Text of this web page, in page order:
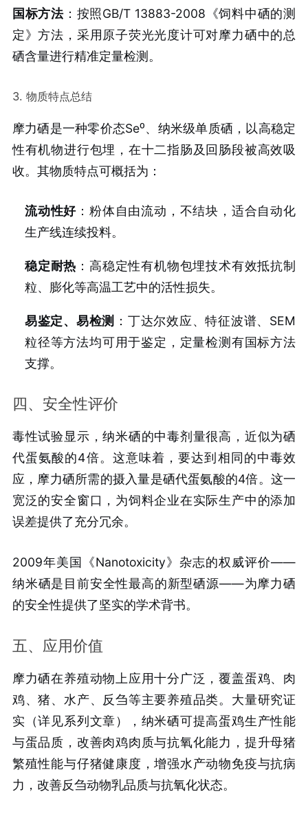
国标方法：按照GB/T 13883-2008《饲料中硒的测
定》方法，采用原子荧光光度计可对摩力硒中的总
硒含量进行精准定量检测。
3. 物质特点总结
摩力硒是一种零价态Se⁰、纳米级单质硒，以高稳定
性有机物进行包埋，在十二指肠及回肠段被高效吸
收。其物质特点可概括为：
流动性好 ：粉体自由流动，不结块，适合自动化
生产线连续投料。
稳定耐热 ：高稳定性有机物包埋技术有效抵抗制
粒、膨化等高温工艺中的活性损失。
易鉴定、易检测 ：丁达尔效应、特征波谱、SEM
粒径等方法均可用于鉴定，定量检测有国标方法
支撑。
四、安全性评价
毒性试验显示，纳米硒的中毒剂量很高，近似为硒
代蛋氨酸的4倍。这意味着，要达到相同的中毒效
应，摩力硒所需的摄入量是硒代蛋氨酸的4倍。这一
宽泛的安全窗口，为饲料企业在实际生产中的添加
误差提供了充分冗余。
2009年美国《Nanotoxicity》杂志的权威评价——
纳米硒是目前安全性最高的新型硒源——为摩力硒
的安全性提供了坚实的学术背书。
五、应用价值
摩力硒在养殖动物上应用十分广泛，覆盖蛋鸡、肉
鸡、猪、水产、反刍等主要养殖品类。大量研究证
实（详见系列文章），纳米硒可提高蛋鸡生产性能
与蛋品质，改善肉鸡肉质与抗氧化能力，提升母猪
繁殖性能与仔猪健康度，增强水产动物免疫与抗病
力，改善反刍动物乳品质与抗氧化状态。